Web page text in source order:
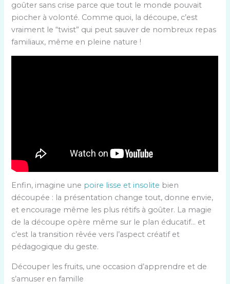
goûter sans crise parce que tout le monde pouvait
piocher à volonté. Comme quoi, la découpe, c’est
vraiment le “twist” qui peut sauver de nombreux repas
familiaux, même en pleine nature !
Enfin, imagine une poire lisse et insolite bien
découpée : la présentation change tout, donne envie,
et encourage même les plus rétifs à goûter. La magie
de la découpe opère même sur le plan éducatif… et
c’est la transition rêvée vers l’aspect créatif et
pédagogique du geste.
Découper les fruits, une occasion d’apprendre et de
s’amuser en famille